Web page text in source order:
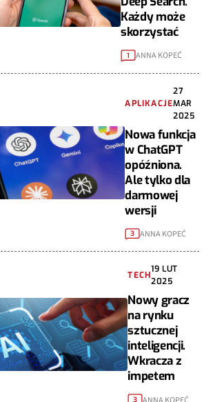
Każdy może
skorzystać
1 ANNA KOPEĆ
APLIKACJE
27
MAR
2025
Nowa funkcja
w ChatGPT
opóźniona.
Ale tylko dla
darmowej
wersji
3 ANNA KOPEĆ
TECH
19 LUT
2025
Nowy gracz
na rynku
sztucznej
inteligencji.
Wkracza z
impetem
3